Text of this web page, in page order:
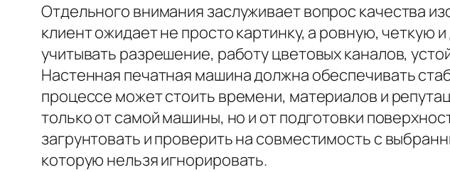
Отдельного внимания заслуживает вопрос качества
клиент ожидает не просто картинку, а ровную,
учитывать разрешение, работу цветовых каналов,
Настенная печатная машина должна обеспечивать
процессе может стоить времени, материалов и
только от самой машины, но и от подготовки
загрунтовать и проверить на совместимость с
которую нельзя игнорировать.